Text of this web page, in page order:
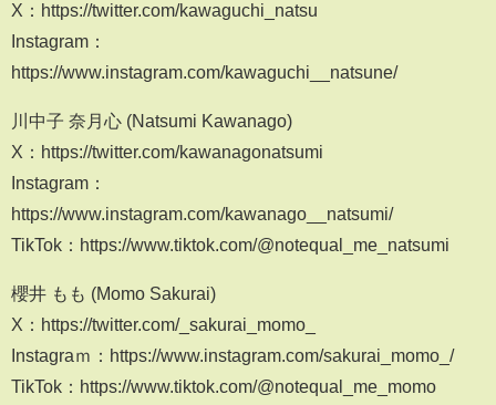
X：https://twitter.com/kawaguchi_natsu
Instagram：
https://www.instagram.com/kawaguchi__natsune/
川中子 奈月心 (Natsumi Kawanago)
X：https://twitter.com/kawanagonatsumi
Instagram：
https://www.instagram.com/kawanago__natsumi/
TikTok：https://www.tiktok.com/@notequal_me_natsumi
櫻井 もも (Momo Sakurai)
X：https://twitter.com/_sakurai_momo_
Instagraｍ：https://www.instagram.com/sakurai_momo_/
TikTok：https://www.tiktok.com/@notequal_me_momo